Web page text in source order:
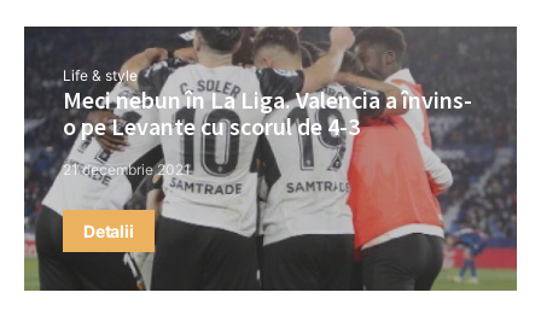
Life & style
Meci nebun în La Liga. Valencia a învins-
o pe Levante cu scorul de 4-3
21 decembrie 2021
Detalii